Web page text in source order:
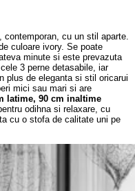
contemporan, cu un stil aparte.
culoare ivory. Se poate
minute si este prevazuta
cele 3 perne detasabile, iar
plus de eleganta si stil oricarui
mici sau mari si are
latime, 90 cm inaltime
odihna si relaxare, cu
cu o stofa de calitate uni pe